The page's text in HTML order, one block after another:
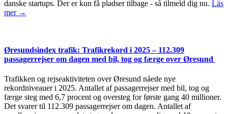
danske startups. Der er kun få pladser tilbage - så tilmeld dig nu. Läs
mer →
Øresundsindex trafik: Trafikrekord i 2025 – 112.309
passagerrejser om dagen med bil, tog og færge over Øresund
Trafikken og rejseaktiviteten over Øresund nåede nye
rekordniveauer i 2025. Antallet af passagerrejser med bil, tog og
færge steg med 6,7 procent og oversteg for første gang 40 millioner.
Det svarer til 112.309 passagerrejser om dagen. Antallet af